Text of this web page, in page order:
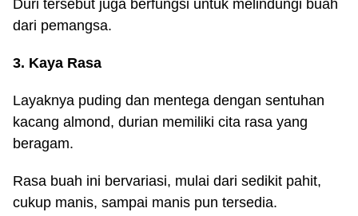
Duri tersebut juga berfungsi untuk melindungi buah
dari pemangsa.
3. Kaya Rasa
Layaknya puding dan mentega dengan sentuhan
kacang almond, durian memiliki cita rasa yang
beragam.
Rasa buah ini bervariasi, mulai dari sedikit pahit,
cukup manis, sampai manis pun tersedia.